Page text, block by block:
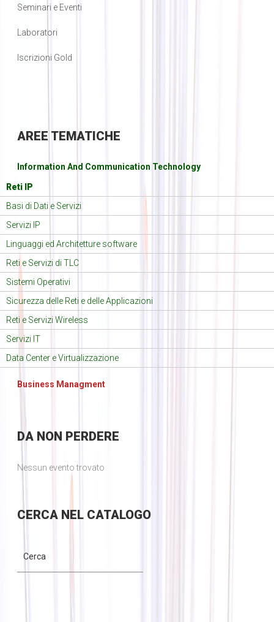
Seminari e Eventi
Laboratori
Iscrizioni Gold
AREE TEMATICHE
Information And Communication Technology
Reti IP
Basi di Dati e Servizi
Servizi IP
Linguaggi ed Architetture software
Reti e Servizi di TLC
Sistemi Operativi
Sicurezza delle Reti e delle Applicazioni
Reti e Servizi Wireless
Servizi IT
Data Center e Virtualizzazione
Business Managment
DANON PERDERE
Nessun evento trovato
CERCANEL CATALOGO